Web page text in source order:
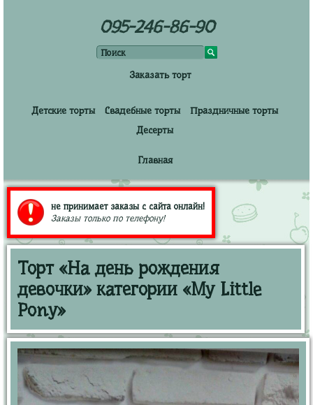
095-246-86-90
Заказать торт
Детские торты Свадебные торты
Праздничные торты
Десерты
Главная
не принимает заказы с сайта онлайн!
Заказы только по телефону!
Торт «На день рождения
девочки» категории «My Little
Pony»